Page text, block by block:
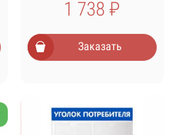
1 738 ₽
Заказать